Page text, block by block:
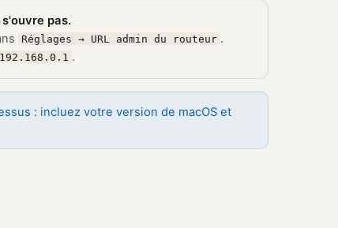
pas.
Réglages → URL admin du routeur .
192.168.0.1 .
: incluez votre version de macOS et